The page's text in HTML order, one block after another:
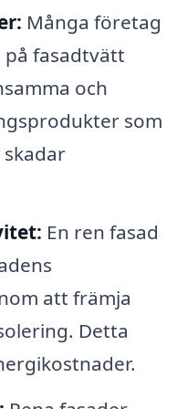
Många företag
på fasadtvätt
och
som
En ren fasad
att främja
Detta